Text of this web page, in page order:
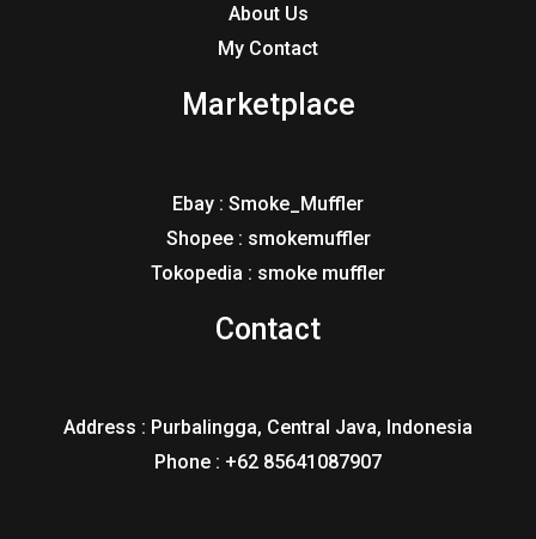
About Us
My Contact
Marketplace
Ebay : Smoke_Muffler
Shopee : smokemuffler
Tokopedia : smoke muffler
Contact
Address : Purbalingga, Central Java, Indonesia
Phone : +62 85641087907